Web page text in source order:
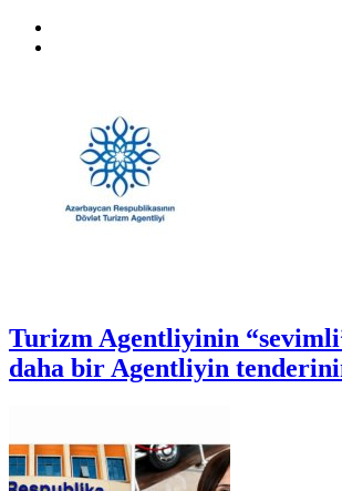
Turizm Agentliyinin
daha bir Agentliyin